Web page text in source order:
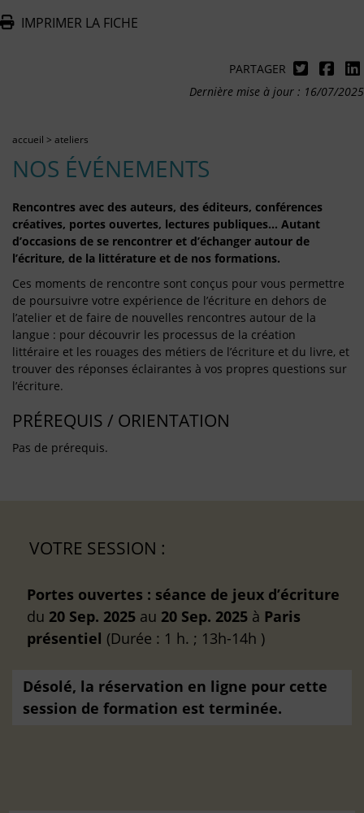
IMPRIMER LA FICHE
PARTAGER
Dernière mise à jour : 16/07/2025
accueil > ateliers
NOS ÉVÉNEMENTS
Rencontres avec des auteurs, des éditeurs, conférences
créatives, portes ouvertes, lectures publiques… Autant
d’occasions de se rencontrer et d’échanger autour de
l’écriture, de la littérature et de nos formations.
Ces moments de rencontre sont conçus pour vous permettre
de poursuivre votre expérience de l’écriture en dehors de
l’atelier et de faire de nouvelles rencontres autour de la
langue : pour découvrir les processus de la création
littéraire et les rouages des métiers de l’écriture et du livre, et
trouver des réponses éclairantes à vos propres questions sur
l’écriture.
PRÉREQUIS / ORIENTATION
Pas de prérequis.
VOTRE SESSION :
Portes ouvertes : séance de jeux d’écriture
du 20 Sep. 2025 au 20 Sep. 2025 à Paris
présentiel (Durée : 1 h. ; 13h-14h )
Désolé, la réservation en ligne pour cette
session de formation est terminée.